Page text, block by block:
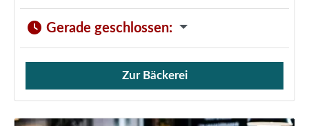
Gerade geschlossen:
Verkauf von Brötchen,
Zur Bäckerei